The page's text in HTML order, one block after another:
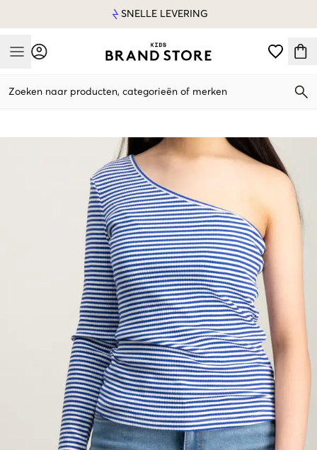
SNELLE LEVERING
Mobile Menu
Zoeken naar producten, categorieën of merken